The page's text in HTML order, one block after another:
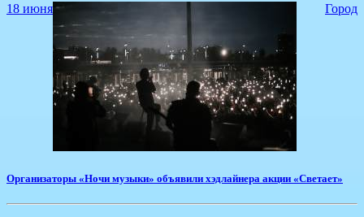
18 июня Город
​Организаторы «Ночи музыки» объявили хэдлайнера акции «Светает»